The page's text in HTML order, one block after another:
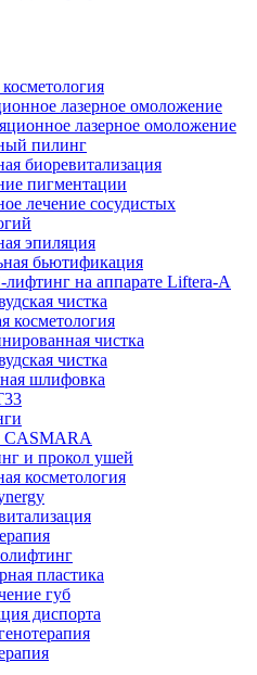
лазерное омоложение
лазерное омоложение
пилинг
биоревитализация
пигментации
лечение сосудистых
эпиляция
бьютификация
лифтинг на аппарате Liftera-A
чистка
косметология
чистка
чистка
шлифовка
CASMARA
и прокол ушей
косметология
пластика
губ
диспорта